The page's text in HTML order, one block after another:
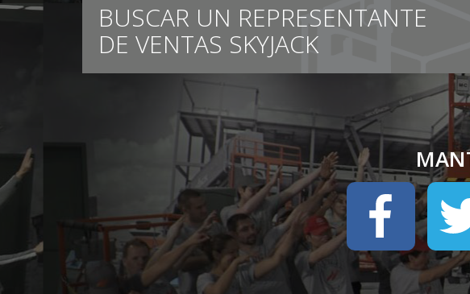
BUSCAR UN REPRESENTANTE
DE VENTAS SKYJACK